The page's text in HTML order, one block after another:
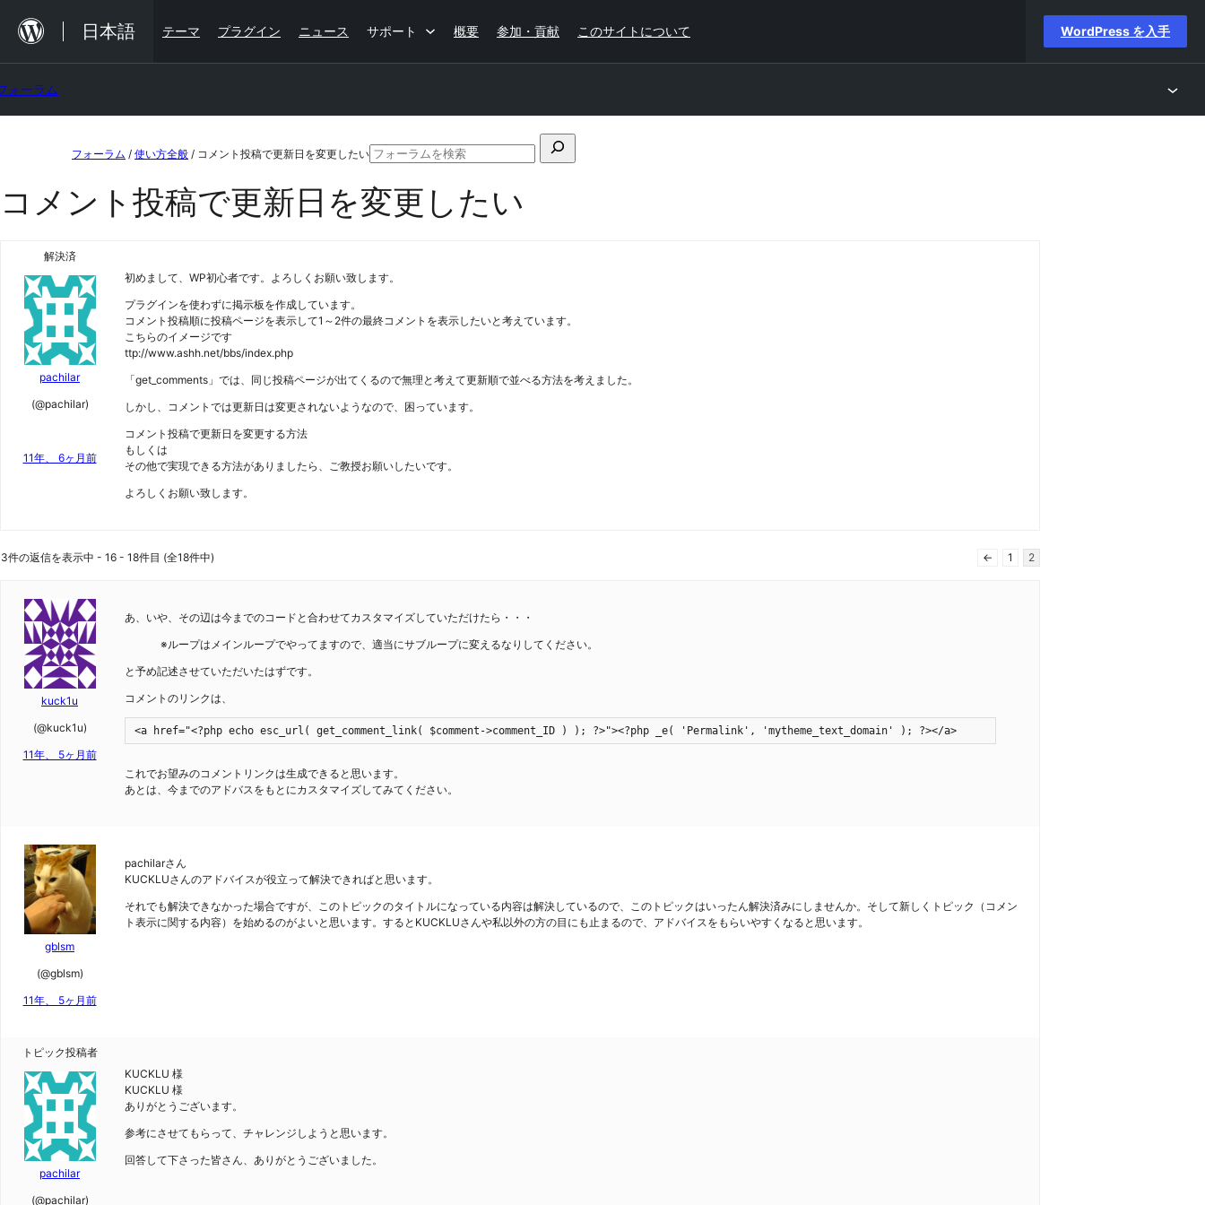
を
ス
キ
日本語 テーマ プラグイン ニュース サポート 概要 参加・貢献 このサイトについて WordPress を入手
ォーラム
テ
フォーラム / 使い方全般 / コメント投稿で更新日を変更したい検
対
フ
コメント投稿で更新日を変更したい
解決済
pachilar
(@pachilar)
11年、 6ヶ月前
初めまして、WP初心者です。よろしくお願い致します。
プラグインを使わずに掲示板を作成しています。
コメント投稿順に投稿ページを表示して1～2件の最終コメントを表示したいと考えています。
こちらのイメージです
ttp://www.ashh.net/bbs/index.php
「get_comments」では、同じ投稿ページが出てくるので無理と考えて更新順で並べる方法を考えました。
しかし、コメントでは更新日は変更されないようなので、困っています。
コメント投稿で更新日を変更する方法
もしくは
その他で実現できる方法がありましたら、ご教授お願いしたいです。
よろしくお願い致します。
3件の返信を表示中 - 16 - 18件目 (全18件中) ← 1 2
kuck1u
(@kuck1u)
11年、 5ヶ月前
あ、いや、その辺は今までのコードと合わせてカスタマイズしていただけたら・・・
※ループはメインループでやってますので、適当にサブループに変えるなりしてください。
と予め記述させていただいたはずです。
コメントのリンクは、
<a href="<?php echo esc_url( get_comment_link( $comment->comment_ID ) ); ?>"><?php _e( 'Permalink', 'mytheme_text_domain' ); ?></a>
これでお望みのコメントリンクは生成できると思います。
あとは、今までのアドバスをもとにカスタマイズしてみてください。
gblsm
(@gblsm)
11年、 5ヶ月前
pachilarさん
KUCKLUさんのアドバイスが役立って解決できればと思います。
それでも解決できなかった場合ですが、このトピックのタイトルになっている内容は解決しているので、このトピックはいったん解決済みにしませんか。そして新しくトピック（コメン
ト表示に関する内容）を始めるのがよいと思います。するとKUCKLUさんや私以外の方の目にも止まるので、アドバイスをもらいやすくなると思います。
トピック投稿者
pachilar
(@pachilar)
KUCKLU 様
KUCKLU 様
ありがとうございます。
参考にさせてもらって、チャレンジしようと思います。
回答して下さった皆さん、ありがとうございました。